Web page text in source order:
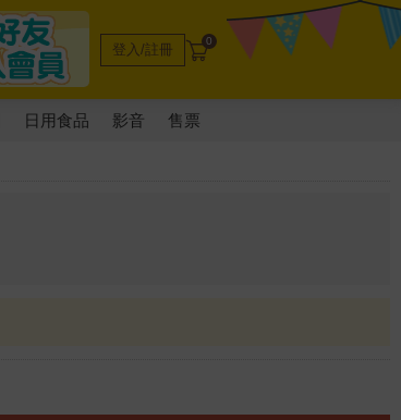
登入/註冊 0
日用食品 影音 售票